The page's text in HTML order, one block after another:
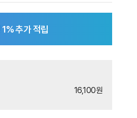
1% 추가 적립
16,100원